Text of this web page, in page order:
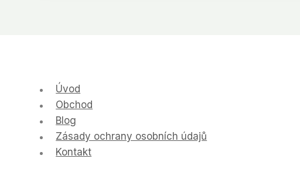
Úvod
Obchod
Blog
Zásady ochrany osobních údajů
Kontakt